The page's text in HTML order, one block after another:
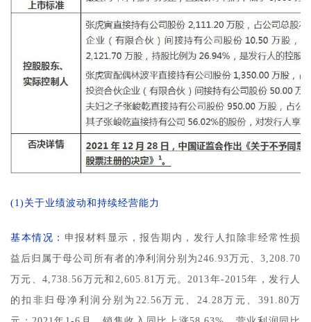
(1)关于业绩波动和持续经营能力
基本情况： 申报材料显示，报告期内，发行人扣除非经常性损
益后归属于母公司所有者的净利润分别为246.93万元、3,208.70
万元、4,738.56万元和2,605.81万元。2013年-2015年，发行人
的扣非归母净利润分别为22.56万元、24.28万元、391.80万